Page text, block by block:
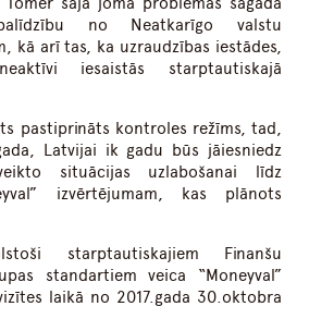
no Neatkarīgo valstu
kā arī tas, ka uzraudzības iestādes,
iesaistās starptautiskajā
pastiprināts kontroles režīms, tad,
Latvijai ik gadu būs jāiesniedz
situācijas uzlabošanai līdz
izvērtējumam, kas plānots
starptautiskajiem Finanšu
standartiem veica “Moneyval”
laikā no 2017.gada 30.oktobra